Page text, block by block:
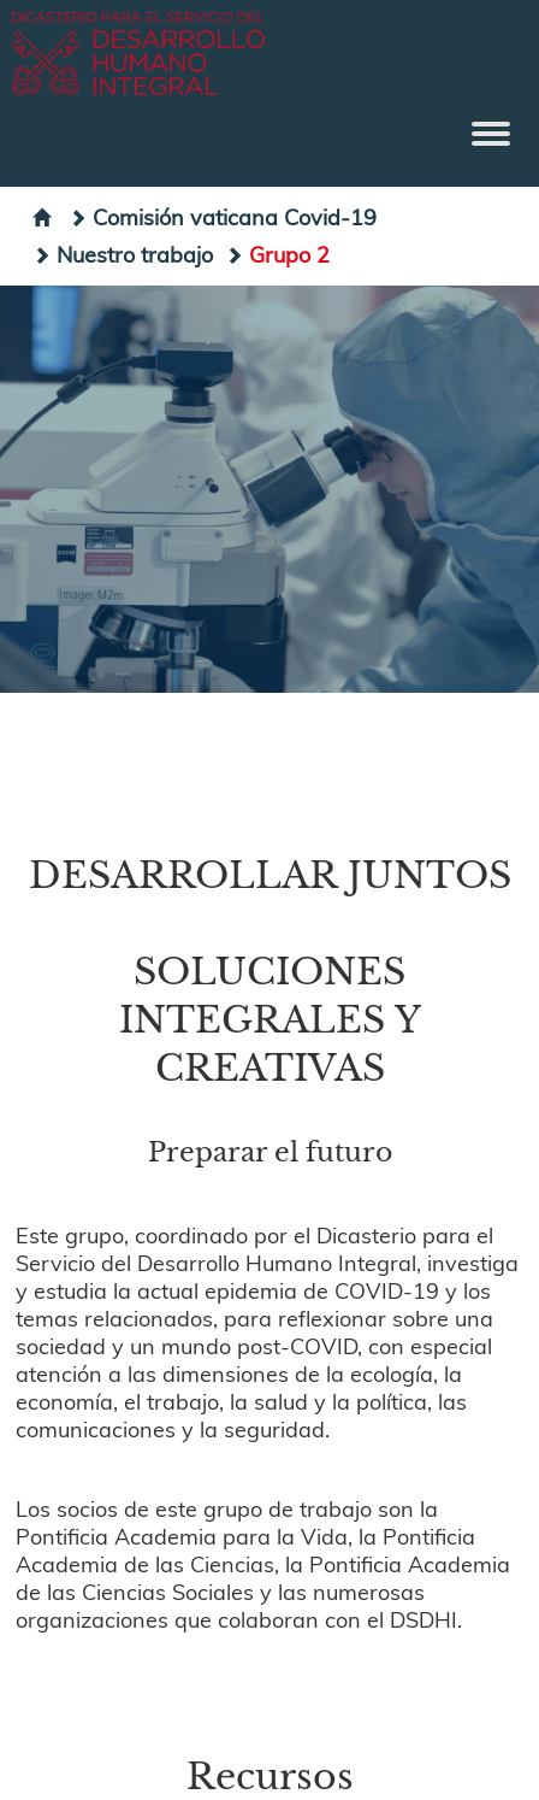
Comisión vaticana Covid-19
Nuestro trabajo
Grupo 2
DESARROLLAR JUNTOS
SOLUCIONES
INTEGRALES Y
CREATIVAS
Preparar el futuro
Este grupo, coordinado por el Dicasterio para el
Servicio del Desarrollo Humano Integral, investiga
y estudia la actual epidemia de COVID-19 y los
temas relacionados, para reflexionar sobre una
sociedad y un mundo post-COVID, con especial
atención a las dimensiones de la ecología, la
economía, el trabajo, la salud y la política, las
comunicaciones y la seguridad.
Los socios de este grupo de trabajo son la
Pontificia Academia para la Vida, la Pontificia
Academia de las Ciencias, la Pontificia Academia
de las Ciencias Sociales y las numerosas
organizaciones que colaboran con el DSDHI.
Recursos